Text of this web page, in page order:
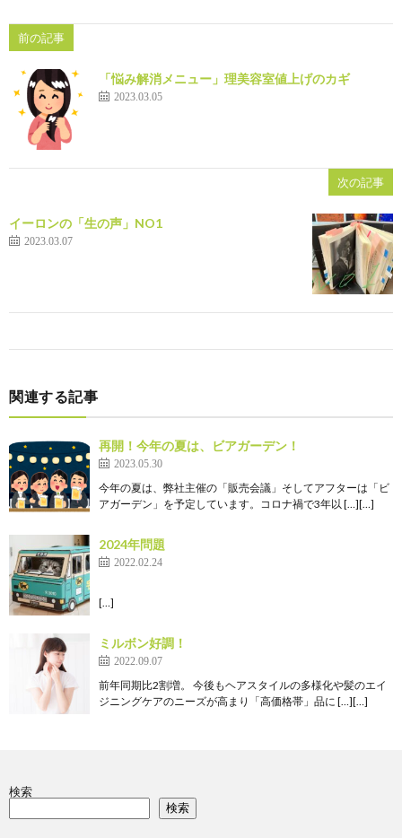
前の記事
「悩み解消メニュー」理美容室値上げのカギ
2023.03.05
次の記事
イーロンの「生の声」NO1
2023.03.07
関連する記事
再開！今年の夏は、ビアガーデン！
2023.05.30
今年の夏は、弊社主催の「販売会議」そしてアフターは「ビ
アガーデン」を予定しています。コロナ禍で3年以 […][…]
2024年問題
2022.02.24
[…]
ミルボン好調！
2022.09.07
前年同期比2割増。 今後もヘアスタイルの多様化や髪のエイ
ジニングケアのニーズが高まり「高価格帯」品に […][…]
検索
検索